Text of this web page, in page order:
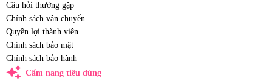
Câu hỏi thường gặp
Chính sách vận chuyển
Quyền lợi thành viên
Chính sách bảo mật
Chính sách bảo hành
auto_awesome Cẩm nang tiêu dùng